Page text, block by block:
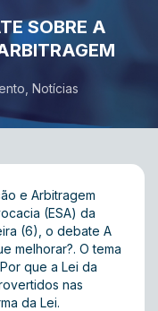
SOBRE A
Notícias
e Arbitragem
(ESA) da
(6), o debate A
melhorar?. O tema
que a Lei da
nas
da Lei.